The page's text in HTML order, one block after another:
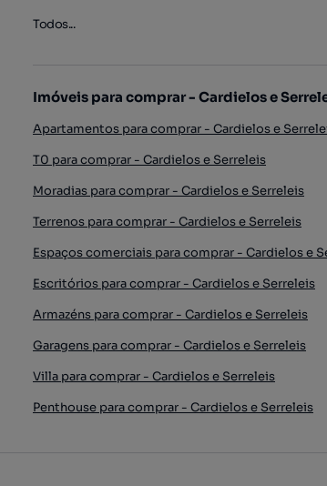
Todos...
Imóveis para comprar - Cardielos e
Apartamentos para comprar - Cardielos e
T0 para comprar - Cardielos e Serreleis
Moradias para comprar - Cardielos e Serreleis
Terrenos para comprar - Cardielos e Serreleis
Espaços comerciais para comprar - Cardielos e
Escritórios para comprar - Cardielos e Serreleis
Armazéns para comprar - Cardielos e Serreleis
Garagens para comprar - Cardielos e Serreleis
Villa para comprar - Cardielos e Serreleis
Penthouse para comprar - Cardielos e Serreleis